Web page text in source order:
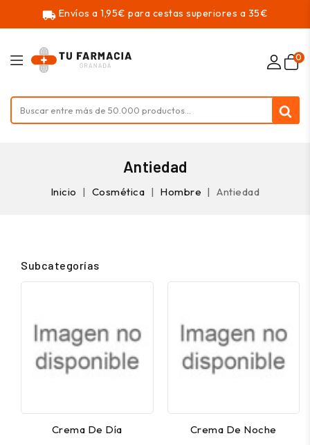
local_shipping Envíos a 1,95€ para cestas superiores a 35€
0
Antiedad
Inicio Cosmética Hombre Antiedad
Subcategorías
Crema De Día Crema De Noche